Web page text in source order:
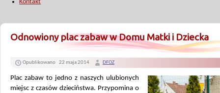
Kontakt
Odnowiony plac zabaw w Domu Matki i Dziecka
Opublikowano 22 maja 2014 DFOZ
Plac zabaw to jedno z naszych ulubionych
miejsc z czasów dzieciństwa. Przypomina o